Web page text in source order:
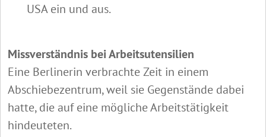
USA ein und aus.
Missverständnis bei Arbeitsutensilien
Eine Berlinerin verbrachte Zeit in einem
Abschiebezentrum, weil sie Gegenstände dabei
hatte, die auf eine mögliche Arbeitstätigkeit
hindeuteten.